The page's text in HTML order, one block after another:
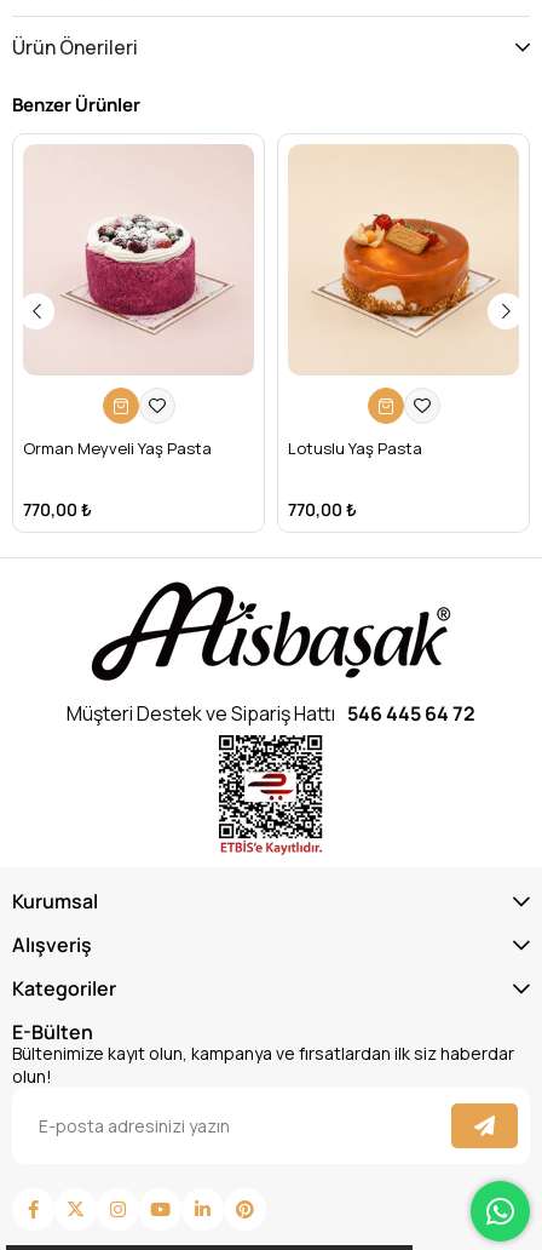
Ürün Önerileri
Benzer Ürünler
Orman Meyveli Yaş Pasta
770,00 ₺
Lotuslu Yaş Pasta
770,00 ₺
Müşteri Destek ve Sipariş Hattı 546 445 64 72
Kurumsal
Alışveriş
Kategoriler
E-Bülten
Bültenimize kayıt olun, kampanya ve fırsatlardan ilk siz haberdar
olun!